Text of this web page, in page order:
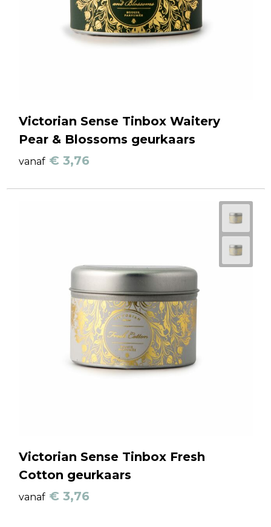
Victorian Sense Tinbox Waitery
Pear & Blossoms geurkaars
vanaf € 3,76
Victorian Sense Tinbox Fresh
Cotton geurkaars
vanaf € 3,76